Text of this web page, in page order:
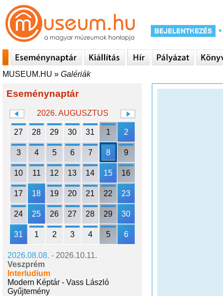
MUSEUM.HU » Galériák
Eseménynaptár
2026. AUGUSZTUS
27 28 29 30 31 1 2
3 4 5 6 7 8 9
10 11 12 13 14 15 16
17 18 19 20 21 22 23
24 25 26 27 28 29 30
31 1 2 3 4 5 6
2026.08.08. - 2026.10.11.
Veszprém
Interludium
Modern Képtár - Vass László
Gyűjtemény